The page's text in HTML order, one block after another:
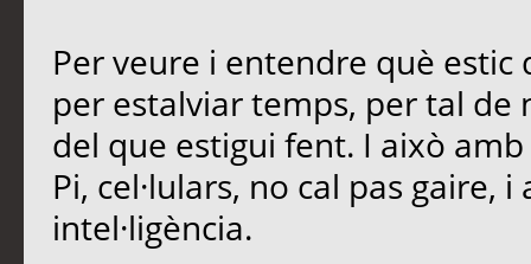
Per veure i entendre què
per estalviar temps, per tal
del que estigui fent. I això
Pi, cel·lulars, no cal pas gaire,
intel·ligència.